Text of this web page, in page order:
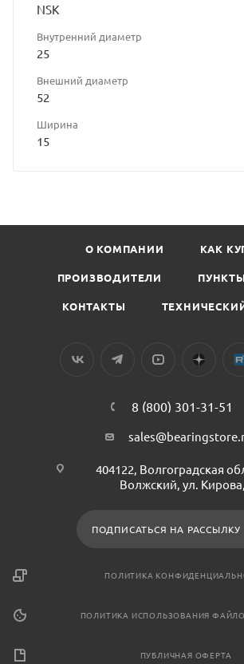
NSK
Внутренний диаметр
25
Внешний диаметр
52
Ширина
15
О КОМПАНИИ КАК
ПРОИЗВОДИТЕЛИ
КОНТАКТЫ
8 (800) 301-31-51
404122, Волгоградская
Волжский, ул.
ПОДПИСАТЬСЯ НА РАССЫЛКУ
ПОЛИТИКА
ПОЛИТИКА ИСПОЛЬЗОВАНИЯ ФАЙЛОВ
ПУБЛИЧНАЯ ОФЕРТА